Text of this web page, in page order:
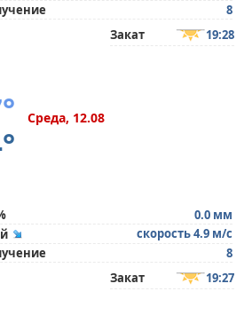
8
Закат 19:28
Среда, 12.08
0.0 мм
скорость 4.9 м/с
8
Закат 19:27